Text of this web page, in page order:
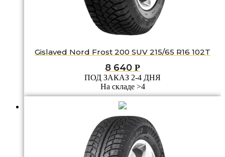
Gislaved Nord Frost 200 SUV 215/65 R16 102T
8 640 Р
ПОД ЗАКАЗ 2-4 ДНЯ
На складе >4